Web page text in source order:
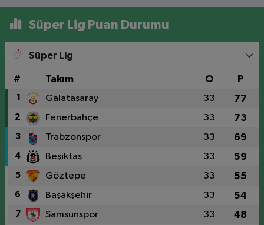
Süper Lig Puan Durumu
Süper Lig
# Takım O P
1 Galatasaray 33 77
2 Fenerbahçe 33 73
3 Trabzonspor 33 69
4 Beşiktaş 33 59
5 Göztepe 33 55
6 Başakşehir 33 54
7 Samsunspor 33 48